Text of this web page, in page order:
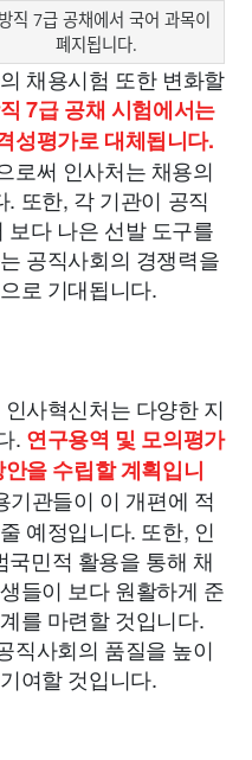
직 7급 공채에서 국어 과목이
폐지됩니다.
채용시험 또한 변화할
7급 공채 시험에서는
성평가로 대체됩니다.
로써 인사처는 채용의
또한, 각 기관이 공직
다 나은 선발 도구를
공직사회의 경쟁력을
로 기대됩니다.
사혁신처는 다양한 지
. 연구용역 및 모의평가
을 수립할 계획입니
기관들이 이 개편에 적
예정입니다. 또한, 인
민적 활용을 통해 채
들이 보다 원활하게 준
를 마련할 것입니다.
직사회의 품질을 높이
여할 것입니다.